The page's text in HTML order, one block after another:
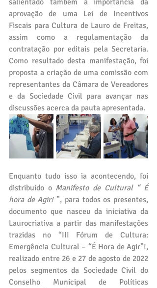
aprovação de uma Lei de Incentivos
Fiscais para Cultura de Lauro de Freitas,
assim como a regulamentação da
contratação por editais pela Secretaria.
Como resultado desta manifestação, foi
proposta a criação de uma comissão com
representantes da Câmara de Vereadores
e da Sociedade Civil para avançar nas
discussões acerca da pauta apresentada.
Enquanto tudo isso ia acontecendo, foi
distribuído o Manifesto de Cultural “ É
hora de Agir! ”, para todos os presentes,
documento que nasceu da iniciativa da
Laurocriativa a partir das manifestações
trazidas no “III Fórum de Cultura:
Emergência Cultural – “É Hora de Agir”!,
realizado entre 26 e 27 de agosto de 2022
pelos segmentos da Sociedade Civil do
Conselho Municipal de Políticas